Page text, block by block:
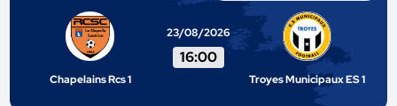
Chapelains Rcs 1
23/08/2026
16:00
Troyes Municipaux ES 1